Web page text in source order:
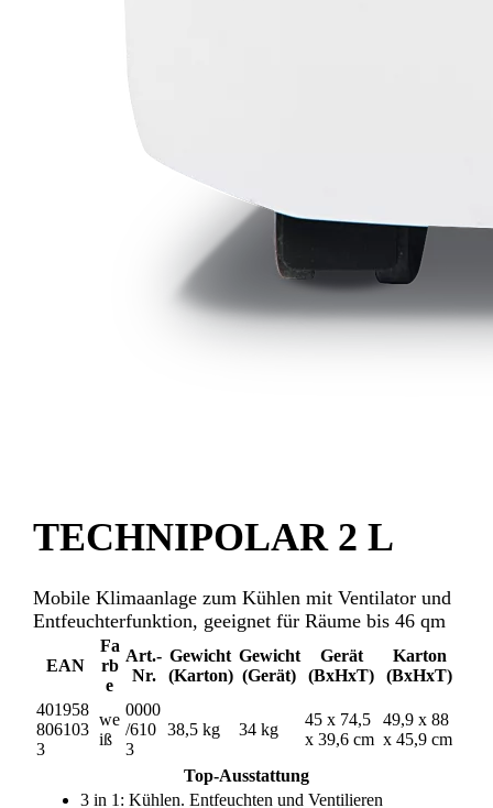
TECHNIPOLAR 2 L
Mobile Klimaanlage zum Kühlen mit Ventilator und
Entfeuchterfunktion, geeignet für Räume bis 46 qm
EAN
Fa
rb
e
Art.-
Nr.
Gewicht
(Karton)
Gewicht
(Gerät)
Gerät
(BxHxT)
Karton
(BxHxT)
401958
806103
3
we
iß
0000
/610
3
38,5 kg 34 kg
45 x 74,5
x 39,6 cm
49,9 x 88
x 45,9 cm
Top-Ausstattung
3 in 1: Kühlen. Entfeuchten und Ventilieren